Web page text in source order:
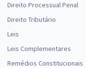
Direito Processual Penal
Direito Tributário
Leis
Leis Complementares
Remédios Constitucionais